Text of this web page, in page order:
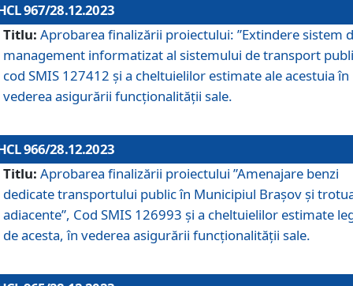
967/28.12.2023
Titlu: Aprobarea finalizării proiectului: ”Extindere sistem
management informatizat al sistemului de transport
cod SMIS 127412 și a cheltuielilor estimate ale acestuia în
vederea asigurării funcționalității sale.
966/28.12.2023
Titlu: Aprobarea finalizării proiectului ”Amenajare benzi
dedicate transportului public în Municipiul Brașov şi
adiacente”, Cod SMIS 126993 și a cheltuielilor estimate
de acesta, în vederea asigurării funcționalității sale.